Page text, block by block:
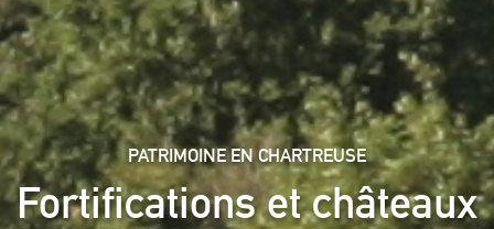
PATRIMOINE EN CHARTREUSE
Fortifications et châteaux